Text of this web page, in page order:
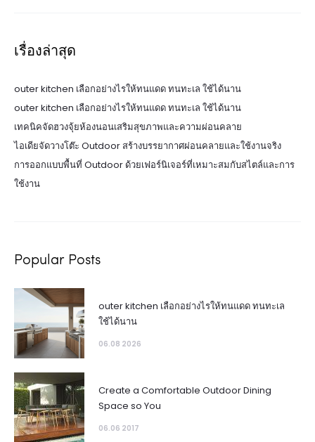
เรื่องล่าสุด
outer kitchen เลือกอย่างไรให้ทนแดด ทนทะเล ใช้ได้นาน
outer kitchen เลือกอย่างไรให้ทนแดด ทนทะเล ใช้ได้นาน
เทคนิคจัดฮวงจุ้ยห้องนอนเสริมสุขภาพและความผ่อนคลาย
ไอเดียจัดวางโต๊ะ Outdoor สร้างบรรยากาศผ่อนคลายและใช้งานจริง
การออกแบบพื้นที่ Outdoor ด้วยเฟอร์นิเจอร์ที่เหมาะสมกับสไตล์และการ
ใช้งาน
Popular Posts
outer kitchen เลือกอย่างไรให้ทนแดด ทนทะเล
ใช้ได้นาน
06.08 2026
Create a Comfortable Outdoor Dining
Space so You
06.06 2017